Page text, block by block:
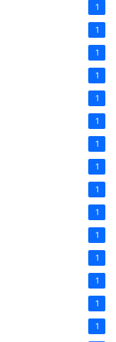
1
1
1
1
1
1
1
1
1
1
1
1
1
1
1